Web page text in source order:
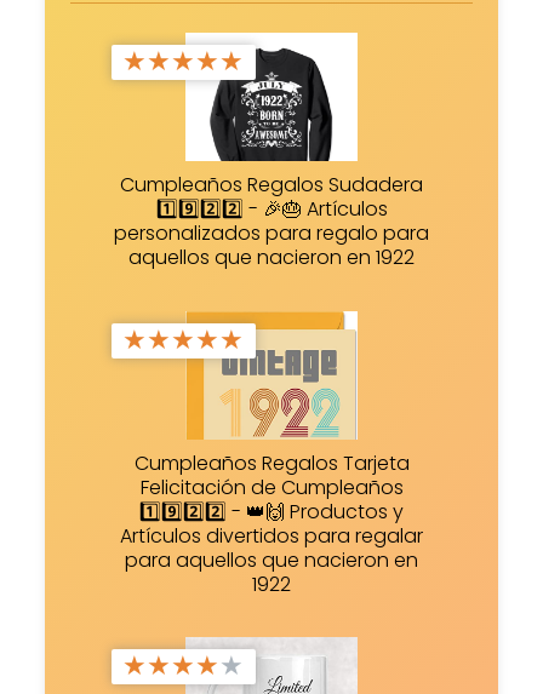
★★★★★
Cumpleaños Regalos Sudadera
1️⃣9️⃣2️⃣2️⃣ - 🎉🎂 Artículos
personalizados para regalo para
aquellos que nacieron en 1922
★★★★★
Cumpleaños Regalos Tarjeta
Felicitación de Cumpleaños
1️⃣9️⃣2️⃣2️⃣ - 👑🙌 Productos y
Artículos divertidos para regalar
para aquellos que nacieron en
1922
★★★★★